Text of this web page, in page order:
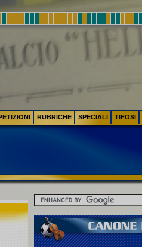
RUBRICHE SPECIALI TIFOSI